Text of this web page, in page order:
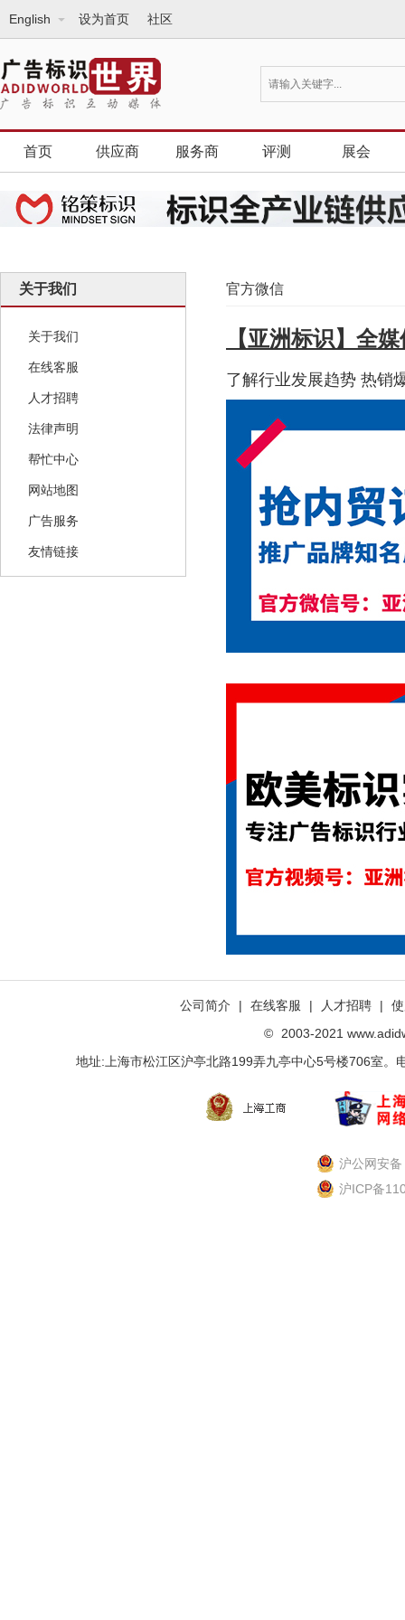
English 设为首页 社区
首页 供应商 服务商 评测 展会
关于我们
关于我们
在线客服
人才招聘
法律声明
帮忙中心
网站地图
广告服务
友情链接
官方微信
【亚洲标识】全
了解行业发展趋势 热销
公司简介 | 在线客服 | 人才招聘 |
©
2003-2021
地址:上海市松江区沪亭北路199弄九亭中心5号楼706室
沪公网安
沪ICP备